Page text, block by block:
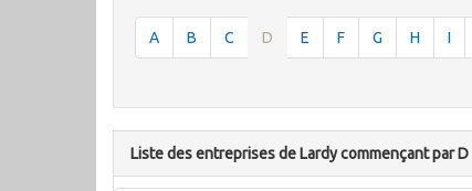
A B C D E F G H I
Liste des entreprises de Lardy commençant par D